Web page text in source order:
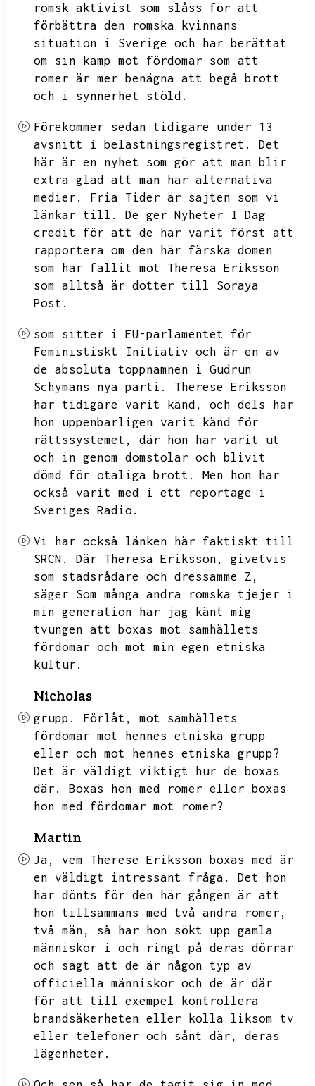
romsk aktivist som slåss för att
förbättra den romska kvinnans
situation i Sverige och har berättat
om sin kamp mot fördomar som att
romer är mer benägna att begå brott
och i synnerhet stöld.
Förekommer sedan tidigare under 13
avsnitt i belastningsregistret.
Det
här är en nyhet som gör att man blir
extra glad att man har alternativa
medier.
Fria Tider är sajten som vi
länkar till.
De ger Nyheter I Dag
credit för att de har varit först att
rapportera om den här färska domen
som har fallit mot Theresa Eriksson
som alltså är dotter till Soraya
Post.
som sitter i EU-parlamentet för
Feministiskt Initiativ och är en av
de absoluta toppnamnen i Gudrun
Schymans nya parti.
Therese Eriksson
har tidigare varit känd,
och dels har
hon uppenbarligen varit känd för
rättssystemet,
där hon har varit ut
och in genom domstolar och blivit
dömd för otaliga brott.
Men hon har
också varit med i ett reportage i
Sveriges Radio.
Vi har också länken här faktiskt till
SRCN.
Där Theresa Eriksson,
givetvis
som stadsrådare och dressamme Z,
säger Som många andra romska tjejer i
min generation har jag känt mig
tvungen att boxas mot samhällets
fördomar och mot min egen etniska
kultur.
Nicholas
grupp. Förlåt,
mot samhällets
fördomar mot hennes etniska grupp
eller och mot hennes etniska grupp?
Det är väldigt viktigt hur de boxas
där.
Boxas hon med romer eller boxas
hon med fördomar mot romer?
Martin
Ja,
vem Therese Eriksson boxas med är
en väldigt intressant fråga.
Det hon
har dönts för den här gången är att
hon tillsammans med två andra romer,
två män,
så har hon sökt upp gamla
människor i och ringt på deras dörrar
och sagt att de är någon typ av
officiella människor och de är där
för att till exempel kontrollera
brandsäkerheten eller kolla liksom tv
eller telefoner och sånt där,
deras
lägenheter.